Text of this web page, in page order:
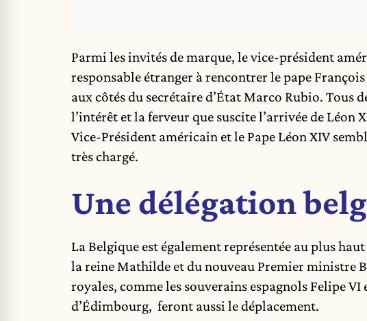
Parmi les invités de marque, le vice-président
responsable étranger à rencontrer le pape
aux côtés du secrétaire d’État Marco Rubio.
l’intérêt et la ferveur que suscite l’arrivée de
Vice-Président américain et le Pape Léon XIV
très chargé.
Une délégation
La Belgique est également représentée au plus
la reine Mathilde et du nouveau Premier ministre
royales, comme les souverains espagnols Felipe
d’Édimbourg, feront aussi le déplacement.